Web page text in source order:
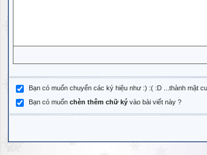
Bạn có muốn chuyển các ký hiệu như :) :( :D ...thành mặt
Bạn có muốn chèn thêm chữ ký vào bài viết này ?